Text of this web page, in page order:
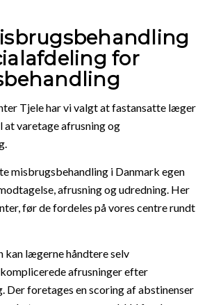
for
Tjele har vi valgt at fastansatte læger
varetage afrusning og
misbrugsbehandling i Danmark egen
afrusning og udredning. Her
før de fordeles på vores centre rundt
kan lægerne håndtere selv
afrusninger efter
Der foretages en scoring af abstinenser